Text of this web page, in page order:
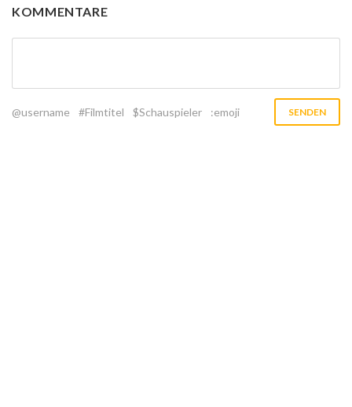
KOMMENTARE
@username #Filmtitel $Schauspieler :emoji